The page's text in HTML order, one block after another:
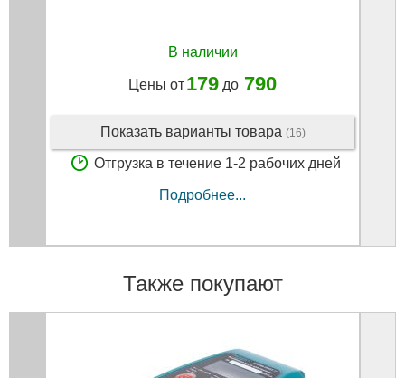
В наличии
Цены от179 до 790
Показать варианты товара (16)
Отгрузка в течение 1-2 рабочих дней
Подробнее...
Также покупают